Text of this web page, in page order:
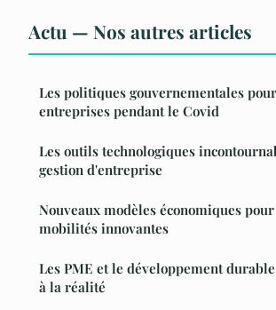
Actu — Nos autres articles
Les politiques gouvernementales
entreprises pendant le Covid
Les outils technologiques
gestion d'entreprise
Nouveaux modèles économiques
mobilités innovantes
Les PME et le développement
à la réalité